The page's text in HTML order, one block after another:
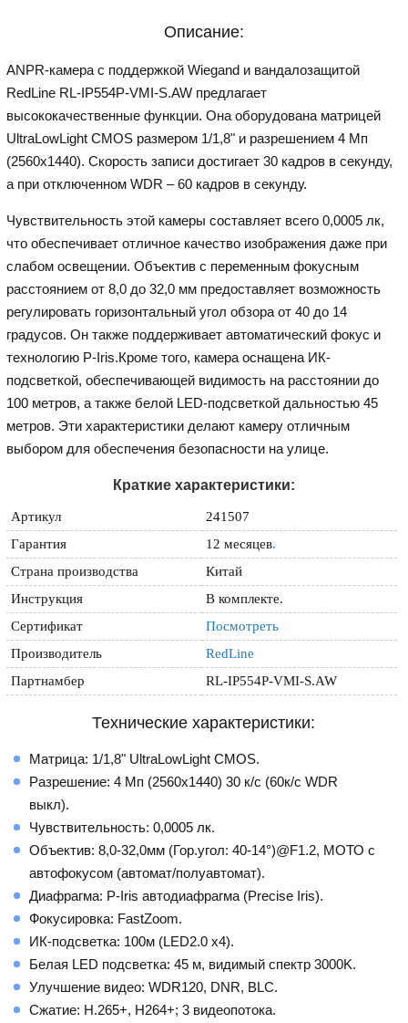
Описание:
ANPR-камера с поддержкой Wiegand и вандалозащитой
RedLine RL-IP554P-VMI-S.AW предлагает
высококачественные функции. Она оборудована матрицей
UltraLowLight CMOS размером 1/1,8" и разрешением 4 Мп
(2560x1440). Скорость записи достигает 30 кадров в секунду,
а при отключенном WDR – 60 кадров в секунду.
Чувствительность этой камеры составляет всего 0,0005 лк,
что обеспечивает отличное качество изображения даже при
слабом освещении. Объектив с переменным фокусным
расстоянием от 8,0 до 32,0 мм предоставляет возможность
регулировать горизонтальный угол обзора от 40 до 14
градусов. Он также поддерживает автоматический фокус и
технологию P-Iris.Кроме того, камера оснащена ИК-
подсветкой, обеспечивающей видимость на расстоянии до
100 метров, а также белой LED-подсветкой дальностью 45
метров. Эти характеристики делают камеру отличным
выбором для обеспечения безопасности на улице.
Краткие характеристики:
Артикул
241507
Гарантия
12 месяцев.
Страна производства
Китай
Инструкция
В комплекте.
Сертификат
Посмотреть
Производитель
RedLine
Партнамбер
RL-IP554P-VMI-S.AW
Технические характеристики:
Матрица: 1/1,8" UltraLowLight CMOS.
Разрешение: 4 Мп (2560x1440) 30 к/с (60к/с WDR
выкл).
Чувствительность: 0,0005 лк.
Объектив: 8,0-32,0мм (Гор.угол: 40-14°)@F1.2, МОТО с
автофокусом (автомат/полуавтомат).
Диафрагма: P-Iris автодиафрагма (Precise Iris).
Фокусировка: FastZoom.
ИК-подсветка: 100м (LED2.0 x4).
Белая LED подсветка: 45 м, видимый спектр 3000K.
Улучшение видео: WDR120, DNR, BLC.
Сжатие: H.265+, H264+; 3 видеопотока.